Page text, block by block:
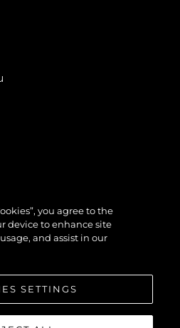
you agree to the
device to enhance site
and assist in our
SETTINGS